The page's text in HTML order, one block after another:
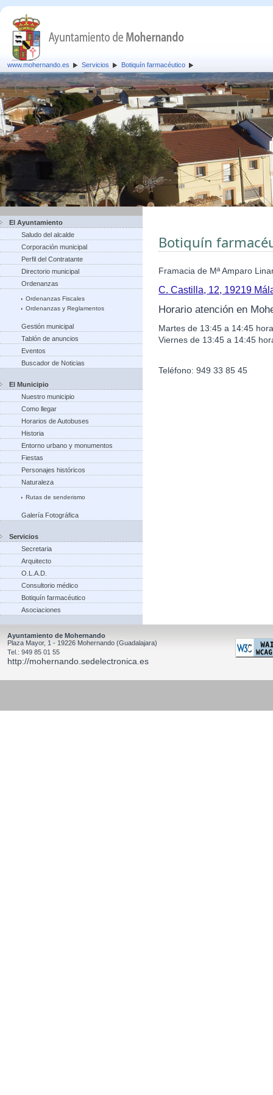
www.mohernando.es Servicios Botiquín farmacéutico
El Ayuntamiento
Saludo del alcalde
Corporación municipal
Perfil del Contratante
Directorio municipal
Ordenanzas
Ordenanzas Fiscales
Ordenanzas y Reglamentos
Gestión municipal
Tablón de anuncios
Eventos
Buscador de Noticias
El Municipio
Nuestro municipio
Como llegar
Horarios de Autobuses
Historia
Entorno urbano y monumentos
Fiestas
Personajes históricos
Naturaleza
Rutas de senderismo
Galería Fotográfica
Servicios
Secretaria
Arquitecto
O.L.A.D.
Consultorio médico
Botiquín farmacéutico
Asociaciones
Botiquín
Framacia de Mª Amparo
C. Castilla, 12, 19219
Horario atención en
Martes de 13:45 a 14:45
Viernes de 13:45 a 14:45
Teléfono: 949 33 85 45
Ayuntamiento de Mohernando
Plaza Mayor, 1 - 19226 Mohernando (Guadalajara)
Tel.: 949 85 01 55
http://mohernando.sedelectronica.es